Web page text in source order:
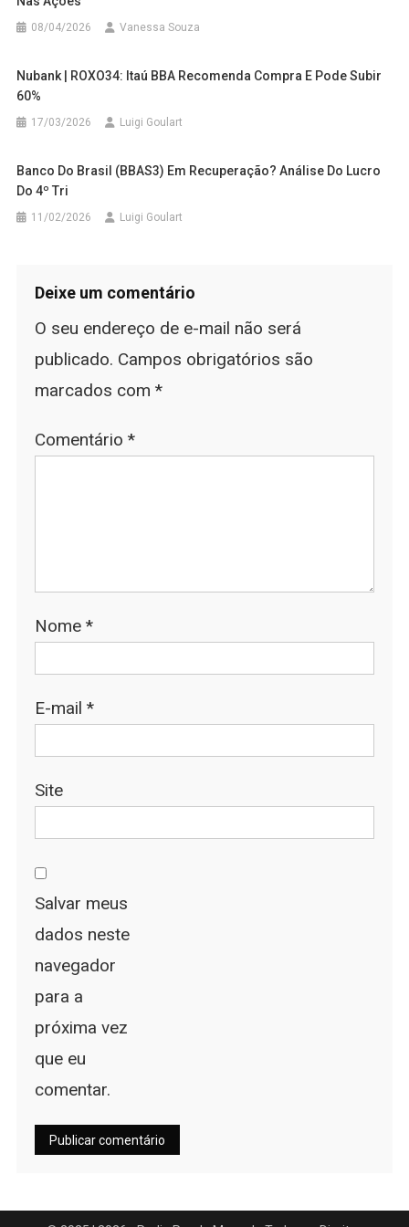
08/04/2026 Vanessa Souza
Nubank | ROXO34: Itaú BBA Recomenda Compra E Pode Subir
60%
17/03/2026 Luigi Goulart
Banco Do Brasil (BBAS3) Em Recuperação? Análise Do Lucro
Do 4º Tri
11/02/2026 Luigi Goulart
Deixe um comentário
O seu endereço de e-mail não será
publicado. Campos obrigatórios são
marcados com *
Comentário *
Nome *
E-mail *
Site
Salvar meus
dados neste
navegador
para a
próxima vez
que eu
comentar.